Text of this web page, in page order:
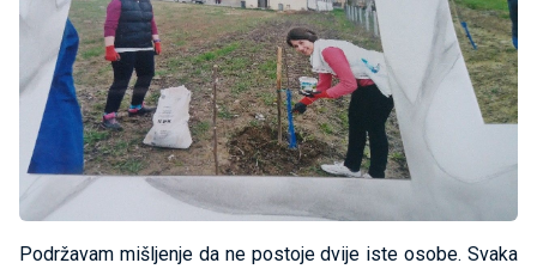
Podržavam mišljenje da ne postoje dvije iste osobe. Svaka